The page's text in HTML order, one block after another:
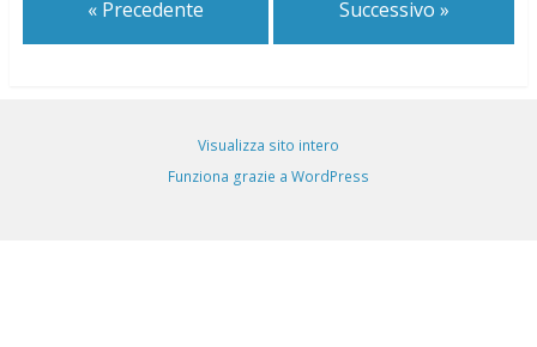
« Precedente Successivo »
Visualizza sito intero
Funziona grazie a WordPress